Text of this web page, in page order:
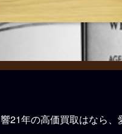
響21年の高価買取はなら、